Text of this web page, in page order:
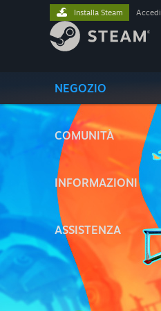
NEGOZIO
COMUNITÀ
INFORMAZIONI
ASSISTENZA
Installa Steam Accedi